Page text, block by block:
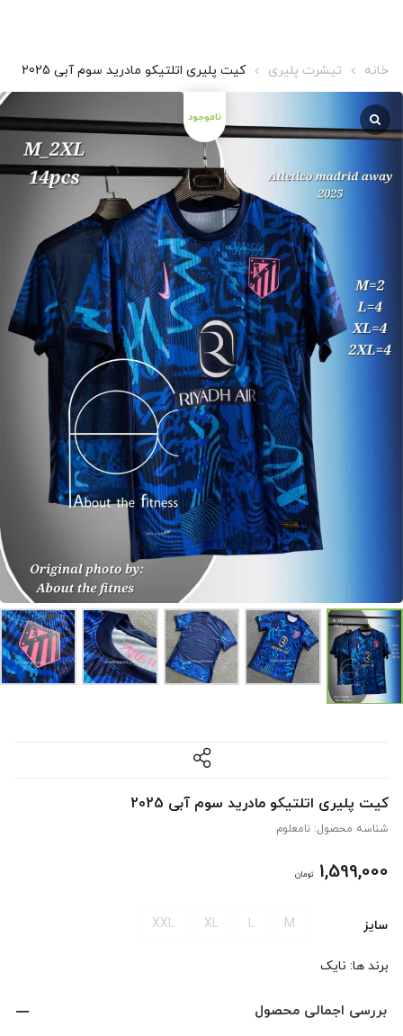
خانه تیشرت پلیری کیت پلیری اتلتیکو مادرید سوم آبی 2025
کیت پلیری اتلتیکو مادرید سوم آبی 2025
شناسه محصول: نامعلوم
1,599,000 تومان
سایز M
L
XL
XXL
برند ها: نایک
بررسی اجمالی محصول